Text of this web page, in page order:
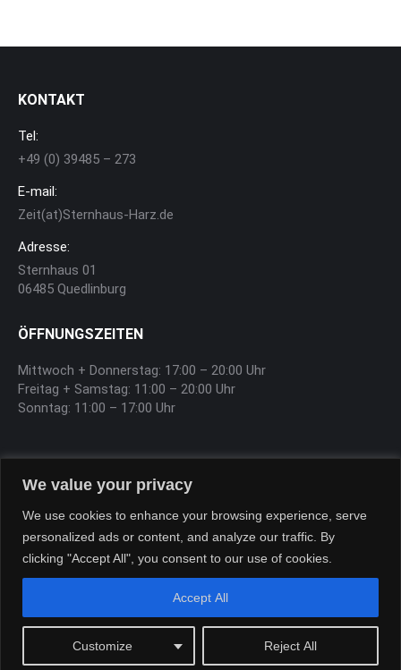
We value your privacy
We use cookies to enhance your browsing experience, serve
personalized ads or content, and analyze our traffic. By
clicking "Accept All", you consent to our use of cookies.
Customize Reject All
Accept All
KONTAKT
Tel:
+49 (0) 39485 – 273
E-mail:
Zeit(at)Sternhaus-Harz.de
Adresse:
Sternhaus 01
06485 Quedlinburg
ÖFFNUNGSZEITEN
Mittwoch + Donnerstag: 17:00 – 20:00 Uhr
Freitag + Samstag: 11:00 – 20:00 Uhr
Sonntag: 11:00 – 17:00 Uhr
Sternhaus-Harz © Copyright 2026
Bottom